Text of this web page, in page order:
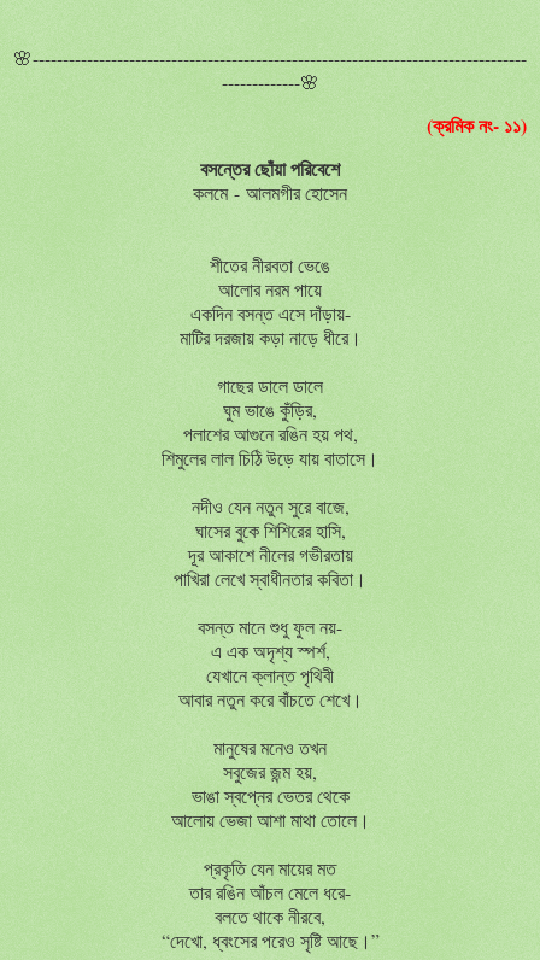
🌸----------------------------------------------------------------------------------
-------------🌸
(ক্রমিক নং- ১১)
বসন্তেরছোঁয়াপরিবেশে
কলমে - আলমগীর হোসেন
শীতেরনীরবতাভেঙে
আলোর নরম পায়ে
একদিন বসন্ত এসে দাঁড়ায়-
মাটির দরজায় কড়া নাড়ে ধীরে।
গাছের ডালে ডালে
ঘুম ভাঙে কুঁড়ির,
পলাশের আগুনে রঙিন হয় পথ,
শিমুলের লাল চিঠি উড়ে যায় বাতাসে।
নদীও যেন নতুন সুরে বাজে,
ঘাসের বুকে শিশিরের হাসি,
দূর আকাশে নীলের গভীরতায়
পাখিরা লেখে স্বাধীনতার কবিতা।
বসন্ত মানে শুধু ফুল নয়-
এ এক অদৃশ্য স্পর্শ,
যেখানে ক্লান্ত পৃথিবী
আবার নতুন করে বাঁচতে শেখে।
মানুষের মনেও তখন
সবুজের জন্ম হয়,
ভাঙা স্বপ্নের ভেতর থেকে
আলোয় ভেজা আশা মাথা তোলে।
প্রকৃতি যেন মায়ের মত
তার রঙিন আঁচল মেলে ধরে-
বলতে থাকে নীরবে,
“দেখো, ধ্বংসের পরেও সৃষ্টি আছে।”